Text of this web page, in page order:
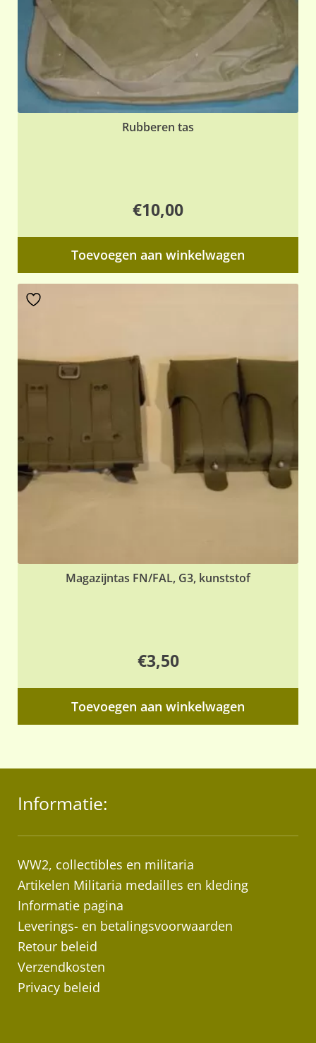
Rubberen tas
€10,00
Toevoegen aan winkelwagen
Magazijntas FN/FAL, G3, kunststof
€3,50
Toevoegen aan winkelwagen
Informatie:
WW2, collectibles en militaria
Artikelen Militaria medailles en kleding
Informatie pagina
Leverings- en betalingsvoorwaarden
Retour beleid
Verzendkosten
Privacy beleid